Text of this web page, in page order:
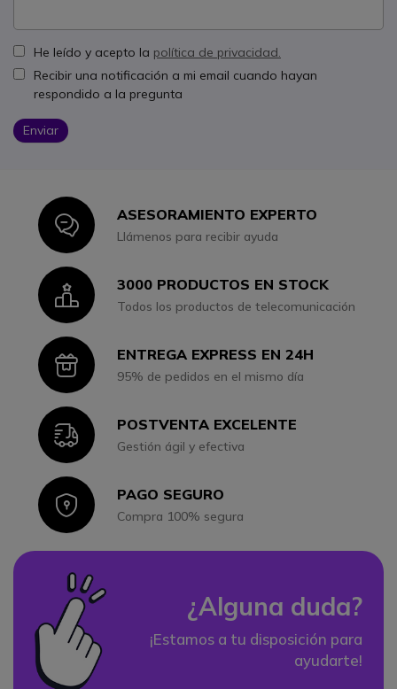
He leído y acepto la política de privacidad.
Recibir una notificación a mi email cuando hayan
respondido a la pregunta
Enviar
IconASESORAMIENTO EXPERTO
Llámenos para recibir ayuda
Icon3000 PRODUCTOS EN STOCK
Todos los productos de telecomunicación
IconENTREGA EXPRESS EN 24H
95% de pedidos en el mismo día
IconPOSTVENTA EXCELENTE
Gestión ágil y efectiva
IconPAGO SEGURO
Compra 100% segura
¿Alguna duda?
¡Estamos a tu disposición para
ayudarte!